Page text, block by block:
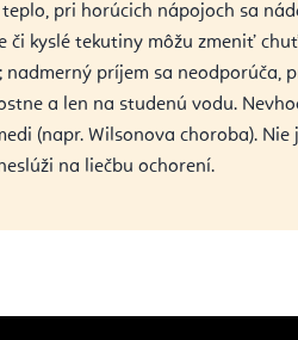
pri horúcich nápojoch sa
či kyslé tekutiny môžu zmeniť
nadmerný príjem sa neodporúča,
a len na studenú vodu.
(napr. Wilsonova choroba). Nie
na liečbu ochorení.